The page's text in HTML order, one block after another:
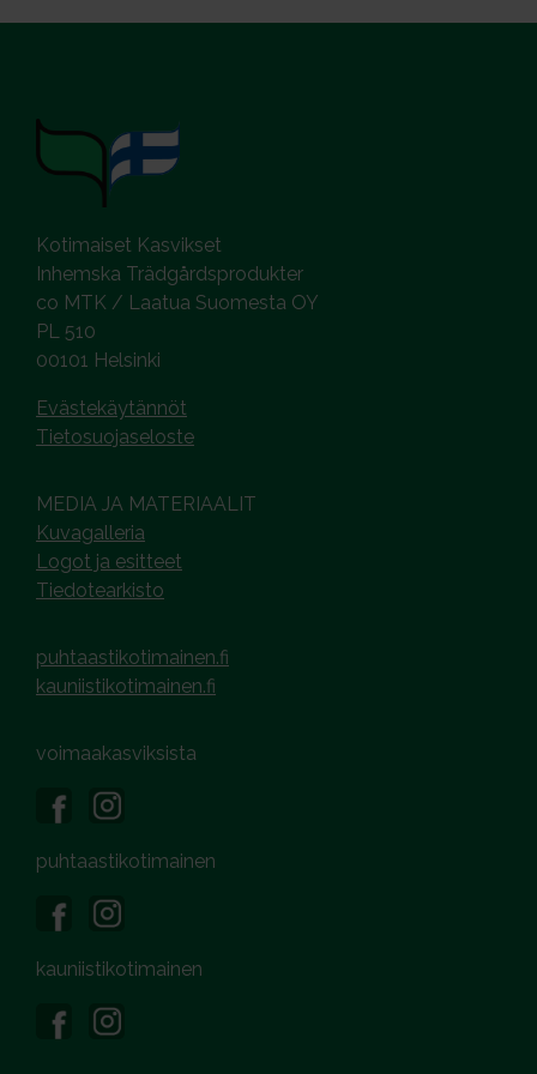
Kotimaiset Kasvikset
Inhemska Trädgårdsprodukter
co MTK / Laatua Suomesta OY
PL 510
00101 Helsinki
Evästekäytännöt
Tietosuojaseloste
MEDIA JA MATERIAALIT
Kuvagalleria
Logot ja esitteet
Tiedotearkisto
puhtaastikotimainen.fi
kauniistikotimainen.fi
voimaakasviksista
puhtaastikotimainen
kauniistikotimainen